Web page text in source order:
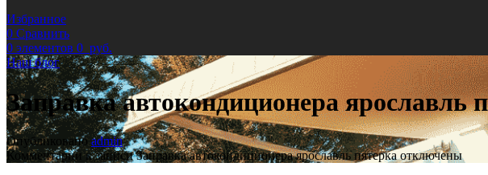
Избранное
0 Сравнить
0 элементов 0 руб.
Наш блог
Заправка автокондиционера ярославль
Опубликовано admin
Комментарии к записи Заправка автокондиционера ярославль пятеркаотключены